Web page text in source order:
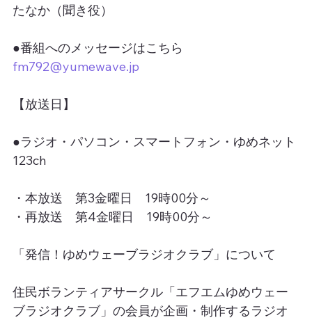
たなか（聞き役）
●番組へのメッセージはこちら
fm792@yumewave.jp
【放送日】
●ラジオ・パソコン・スマートフォン・ゆめネット
123ch
・本放送　第3金曜日　19時00分～
・再放送　第4金曜日　19時00分～
「発信！ゆめウェーブラジオクラブ」について
住民ボランティアサークル「エフエムゆめウェー
ブラジオクラブ」の会員が企画・制作するラジオ